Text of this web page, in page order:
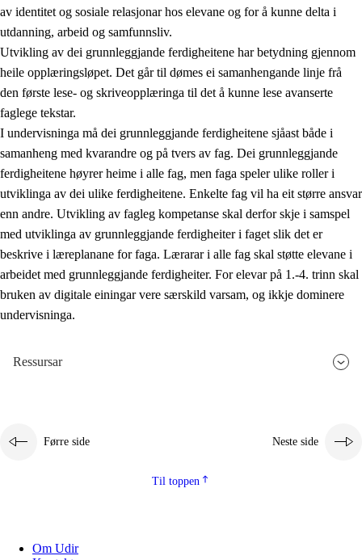
2.2 Kompetanse i faga
2.3 Grunnleggjande ferdigheiter
2.4 Å lære å lære
Tverrfaglege tema
av identitet og sosiale relasjonar hos elevane og for å kunne delta i
utdanning, arbeid og samfunnsliv.
Utvikling av dei grunnleggjande ferdigheitene har betydning gjennom
heile opplæringsløpet. Det går til dømes ei samanhengande linje frå
den første lese- og skriveopplæringa til det å kunne lese avanserte
faglege tekstar.
I undervisninga må dei grunnleggjande ferdigheitene sjåast både i
samanheng med kvarandre og på tvers av fag. Dei grunnleggjande
ferdigheitene høyrer heime i alle fag, men faga speler ulike roller i
utviklinga av dei ulike ferdigheitene. Enkelte fag vil ha eit større ansvar
enn andre. Utvikling av fagleg kompetanse skal derfor skje i samspel
med utviklinga av grunnleggjande ferdigheiter i faget slik det er
beskrive i læreplanane for faga. Lærarar i alle fag skal støtte elevane i
arbeidet med grunnleggjande ferdigheiter. For elevar på 1.-4. trinn skal
bruken av digitale einingar vere særskild varsam, og ikkje dominere
undervisninga.
Ressursar
Førre side Neste side
Til toppen
Om Udir